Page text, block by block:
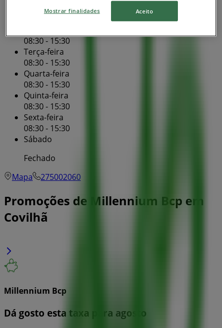
Fechado
08:30 - 15:30
Terça-feira
08:30 - 15:30
Quarta-feira
08:30 - 15:30
Quinta-feira
08:30 - 15:30
Sexta-feira
08:30 - 15:30
Sábado
Fechado
Mapa
275002060
Promoções de Millennium Bcp em
Covilhã
Millennium Bcp
Dá gosto esta taxa para agosto
Mostrar finalidades Aceito